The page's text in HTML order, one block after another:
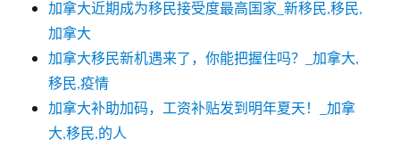
加拿大近期成为移民接受度最高国家_新移民,移民,
加拿大
加拿大移民新机遇来了，你能把握住吗？_加拿大,
移民,疫情
加拿大补助加码，工资补贴发到明年夏天！_加拿
大,移民,的人